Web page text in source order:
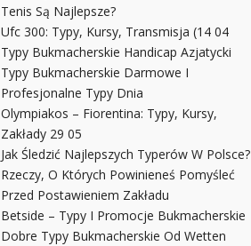
Tenis Są Najlepsze?
Ufc 300: Typy, Kursy, Transmisja (14 04
Typy Bukmacherskie Handicap Azjatycki
Typy Bukmacherskie Darmowe I
Profesjonalne Typy Dnia
Olympiakos – Fiorentina: Typy, Kursy,
Zakłady 29 05
Jak Śledzić Najlepszych Typerów W Polsce?
Rzeczy, O Których Powinieneś Pomyśleć
Przed Postawieniem Zakładu
Betside – Typy I Promocje Bukmacherskie
Dobre Typy Bukmacherskie Od Wetten